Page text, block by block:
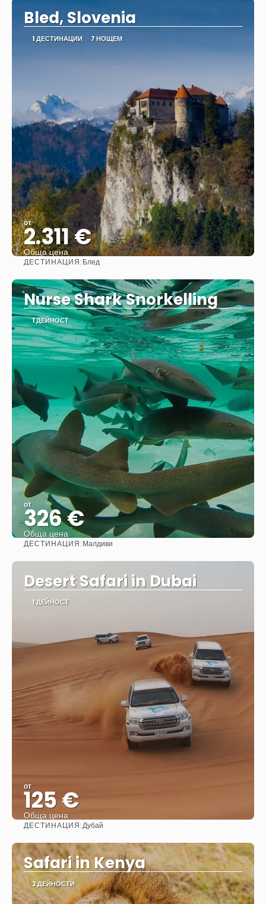
Bled, Slovenia
1 ДЕСТИНАЦИИ 7 НОЩЕМ
от
2.311 €
Обща цена
ДЕСТИНАЦИЯ:Блед
Nurse Shark Snorkelling
1 ДЕЙНОСТ
от
326 €
Обща цена
ДЕСТИНАЦИЯ:Малдиви
Desert Safari in Dubai
1 ДЕЙНОСТ
от
125 €
Обща цена
ДЕСТИНАЦИЯ:Дубай
Safari in Kenya
2 ДЕЙНОСТИ